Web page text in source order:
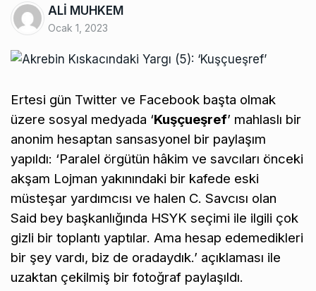
ALİ MUHKEM
Ocak 1, 2023
Ertesi gün Twitter ve Facebook başta olmak
üzere sosyal medyada ‘Kuşçueşref’ mahlaslı bir
anonim hesaptan sansasyonel bir paylaşım
yapıldı: ‘Paralel örgütün hâkim ve savcıları önceki
akşam Lojman yakınındaki bir kafede eski
müsteşar yardımcısı ve halen C. Savcısı olan
Said bey başkanlığında HSYK seçimi ile ilgili çok
gizli bir toplantı yaptılar. Ama hesap edemedikleri
bir şey vardı, biz de oradaydık.’ açıklaması ile
uzaktan çekilmiş bir fotoğraf paylaşıldı.